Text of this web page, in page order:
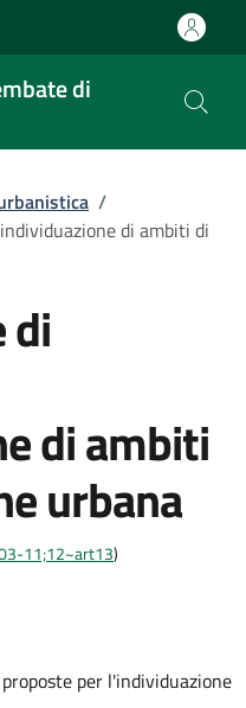
di
/
di ambiti di
di
di ambiti
urbana
11;12~art13)
per l'individuazione